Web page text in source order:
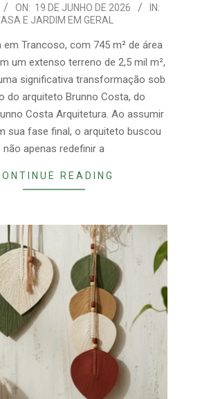
ON: 19 DE JUNHO DE 2026
IN:
E JARDIM EM GERAL
em Trancoso, com 745 m² de área
um extenso terreno de 2,5 mil m²,
significativa transformação sob
do arquiteto Brunno Costa, do
Costa Arquitetura. Ao assumir
sua fase final, o arquiteto buscou
não apenas redefinir a
READING